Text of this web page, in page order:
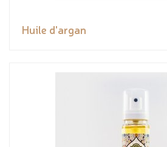
Huile d'argan